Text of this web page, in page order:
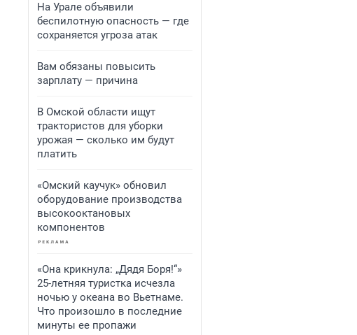
На Урале объявили
беспилотную опасность — где
сохраняется угроза атак
Вам обязаны повысить
зарплату — причина
В Омской области ищут
трактористов для уборки
урожая — сколько им будут
платить
«Омский каучук» обновил
оборудование производства
высокооктановых
компонентов
«Она крикнула: „Дядя Боря!“»
25-летняя туристка исчезла
ночью у океана во Вьетнаме.
Что произошло в последние
минуты ее пропажи